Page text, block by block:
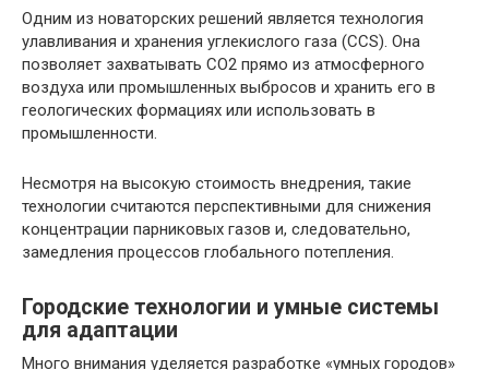
Одним из новаторских решений является технология
улавливания и хранения углекислого газа (ССS). Она
позволяет захватывать CO2 прямо из атмосферного
воздуха или промышленных выбросов и хранить его в
геологических формациях или использовать в
промышленности.
Несмотря на высокую стоимость внедрения, такие
технологии считаются перспективными для снижения
концентрации парниковых газов и, следовательно,
замедления процессов глобального потепления.
Городские технологии и умные системы
для адаптации
Много внимания уделяется разработке «умных городов»